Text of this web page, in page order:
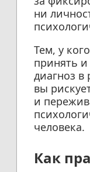
ни
Тем, у
принять
диагноз в
вы
и
человека.
Как